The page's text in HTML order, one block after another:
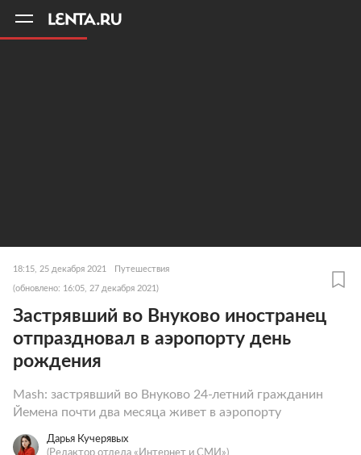
18:15, 25 декабря 2021 Путешествия
(обновлено: 16:05, 27 декабря 2021)
Застрявший во Внуково иностранец
отпраздновал в аэропорту день
рождения
Mash: застрявший во Внуково 24-летний гражданин
Йемена почти два месяца живет в аэропорту
Дарья Кучерявых